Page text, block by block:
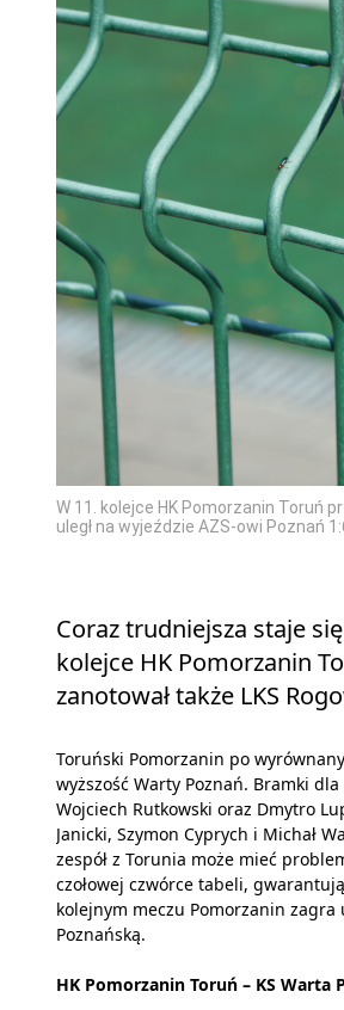
W 11. kolejce HK Pomorzanin Toruń
uległ na wyjeździe AZS-owi Poznań
Coraz trudniejsza staje
kolejce HK Pomorzanin
zanotował także LKS
Toruński Pomorzanin po
wyższość Warty Poznań. Bramki
Wojciech Rutkowski oraz Dmytro
Janicki, Szymon Cyprych i Michał
zespół z Torunia może mieć
czołowej czwórce tabeli,
kolejnym meczu Pomorzanin zagra
Poznańską.
HK Pomorzanin Toruń – KS Warta